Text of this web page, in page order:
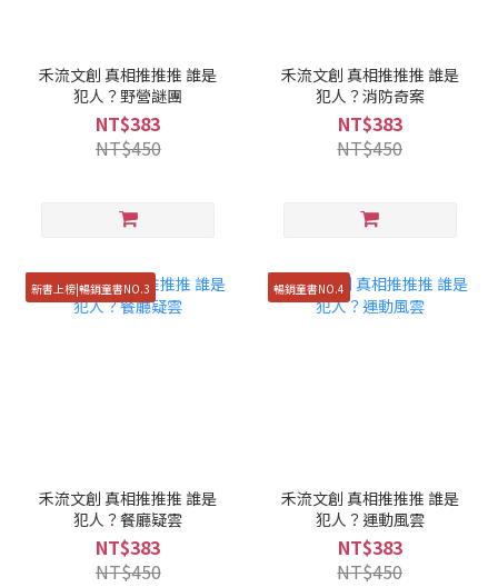
禾流文創 真相推推推 誰是
犯人？野營謎團
NT$383
NT$450
禾流文創 真相推推推 誰是
犯人？消防奇案
NT$383
NT$450
新書上榜|暢銷童書NO.3
禾流文創 真相推推推 誰是
犯人？餐廳疑雲
NT$383
NT$450
暢銷童書NO.4
禾流文創 真相推推推 誰是
犯人？運動風雲
NT$383
NT$450